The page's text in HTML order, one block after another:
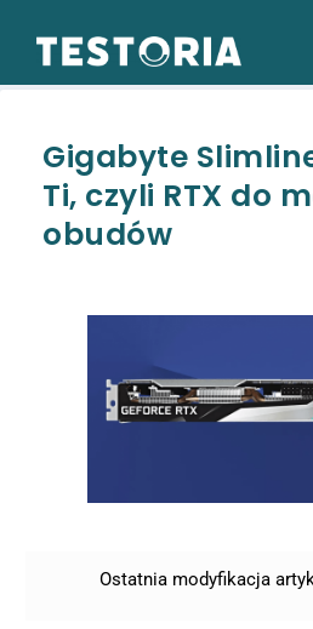
Gigabyte
Ti, czyli RTX do
obudów
Ostatnia modyfikacja